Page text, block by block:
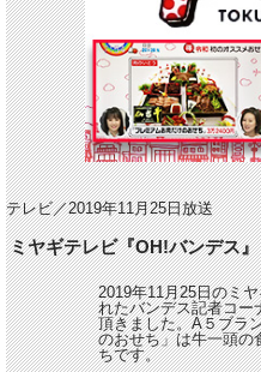
テレビ／2019年11月25日放送
ミヤギテレビ『OH!バンデス』
2019年11月25日のミ
れたバンデス記者コー
頂きました。A５ブラ
のおせち」は牛一頭の
ちです。